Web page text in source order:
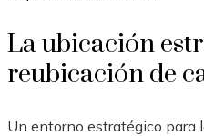
La ubicación
reubicación de
Un entorno estratégico para